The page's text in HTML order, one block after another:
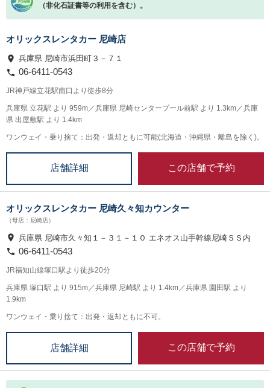
（非化石証書等の利用を含む）。
オリックスレンタカー 尼崎店
兵庫県 尼崎市浜田町３－７１
06-6411-0543
JR神戸線立花駅南口より徒歩8分
兵庫県 立花駅 より 959m／兵庫県 尼崎センタープール前駅 より 1.3km／兵庫
県 出屋敷駅 より 1.4km
ワンウェイ・乗り捨て：出発・返却ともに可能(北海道・沖縄県・離島を除く)。
店舗詳細 この店舗で予約
オリックスレンタカー 尼崎久々知カウンター
（母店：尼崎店）
兵庫県 尼崎市久々知１－３１－１０ エネオス山手幹線尼崎ＳＳ内
06-6411-0543
JR福知山線塚口駅より徒歩20分
兵庫県 塚口駅 より 915m／兵庫県 尼崎駅 より 1.4km／兵庫県 園田駅 より
1.9km
ワンウェイ・乗り捨て：出発・返却ともに不可。
店舗詳細 この店舗で予約